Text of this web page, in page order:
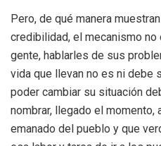
Pero, de qué manera
credibilidad, el mecanismo
gente, hablarles de sus
vida que llevan no es ni debe
poder cambiar su situación
nombrar, llegado el momento,
emanado del pueblo y que